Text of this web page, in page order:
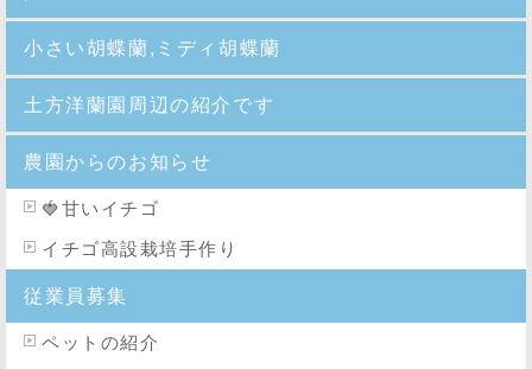
小さい胡蝶蘭,ミディ胡蝶蘭
土方洋蘭園周辺の紹介です
農園からのお知らせ
🍓 甘いイチゴ
イチゴ高設栽培手作り
従業員募集
ペットの紹介